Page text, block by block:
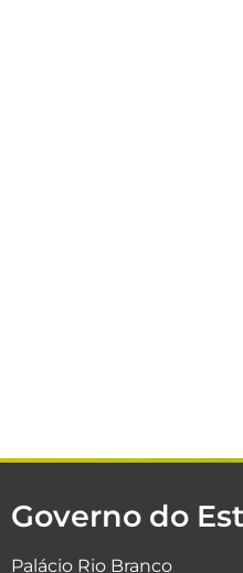
Governo do
Palácio Rio Branco